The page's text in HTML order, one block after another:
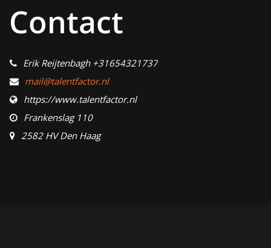
Contact
Erik Reijtenbagh +31654321737
mail@talentfactor.nl
https://www.talentfactor.nl
Frankenslag 110
2582 HV Den Haag